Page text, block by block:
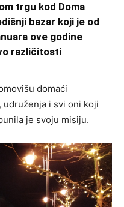
trgu kod Doma
bazar koji je od
ove godine
različitosti
domaći
i svi oni koji
je svoju misiju.